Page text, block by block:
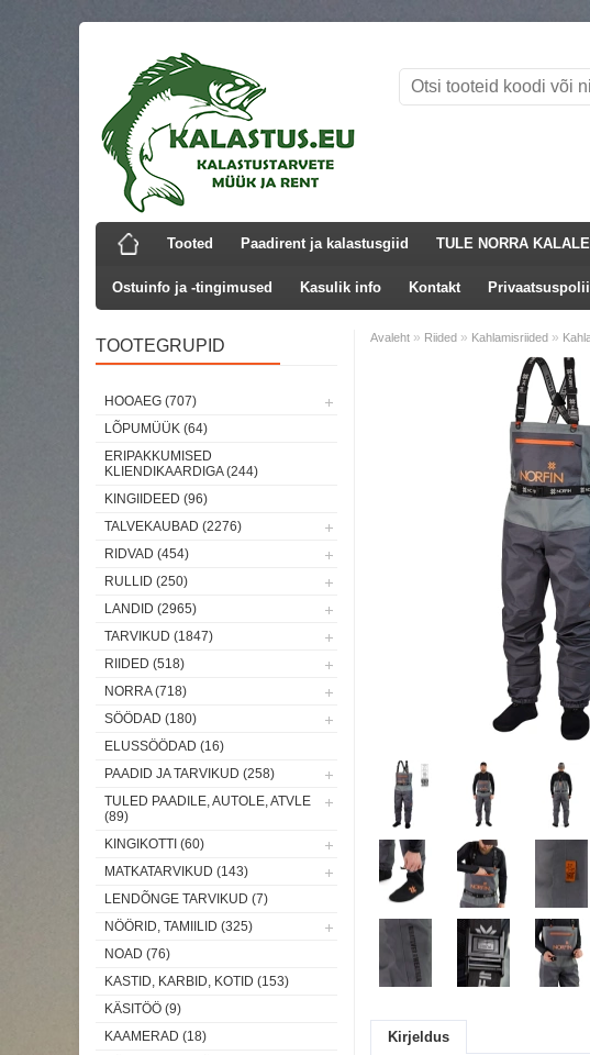
Tooted Paadirent ja kalastusgiid TULE NORRA
Ostuinfo ja -tingimused Kasulik info Kontakt
TOOTEGRUPID
HOOAEG (707)
LÕPUMÜÜK (64)
ERIPAKKUMISED
KLIENDIKAARDIGA (244)
KINGIIDEED (96)
TALVEKAUBAD (2276)
RIDVAD (454)
RULLID (250)
LANDID (2965)
TARVIKUD (1847)
RIIDED (518)
NORRA (718)
SÖÖDAD (180)
ELUSSÖÖDAD (16)
PAADID JA TARVIKUD (258)
TULED PAADILE, AUTOLE, ATVLE
(89)
KINGIKOTTI (60)
MATKATARVIKUD (143)
LENDÕNGE TARVIKUD (7)
NÖÖRID, TAMIILID (325)
NOAD (76)
KASTID, KARBID, KOTID (153)
KÄSITÖÖ (9)
KAAMERAD (18)
Avaleht » Riided » Kahlamisriided »
Kirjeldus